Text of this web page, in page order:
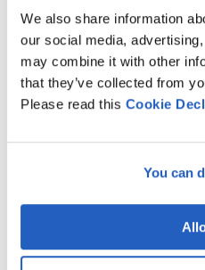
We also share information
our social media,
may combine it with other
that they’ve collected from
Please read this Cookie
You can
Grâce à la fonctionnalité
spécialistes du contrôle
les matières premières
l'aide du DCT. Placement
sélection automatique
automatique des
de contrôle des stocks
FEFO (First Expired, First